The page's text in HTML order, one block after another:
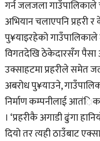
गर्न जलजला
अभियान चलाएपनि प्रहरी
पु¥याइरहेको
विगतदेखि ठेकेदारसँग पैसा
उक्साहटमा प्रहरीले समेत
अबरोध पु¥याउने,
निर्माण कम्पनीलाई
। ‘प्रहरीकै अगाडी ढुंगा
दियो तर त्यही ठाउँबाट